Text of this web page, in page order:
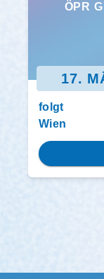
ÖPR
17.
folgt
Wien